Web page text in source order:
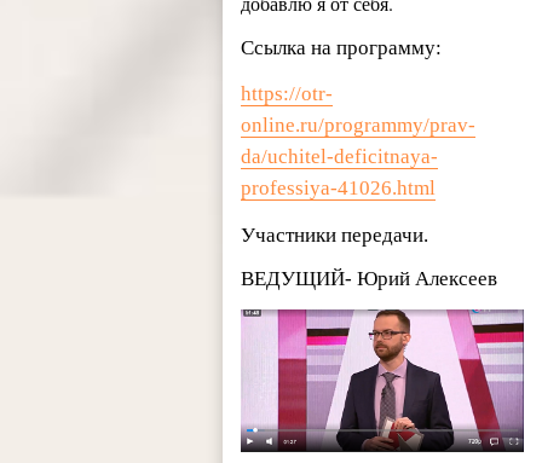
Ссылка на программу:
https://otr-
online.ru/programmy/prav-
da/uchitel-deficitnaya-
professiya-41026.html
Участники передачи.
ВЕДУЩИЙ- Юрий Алексеев